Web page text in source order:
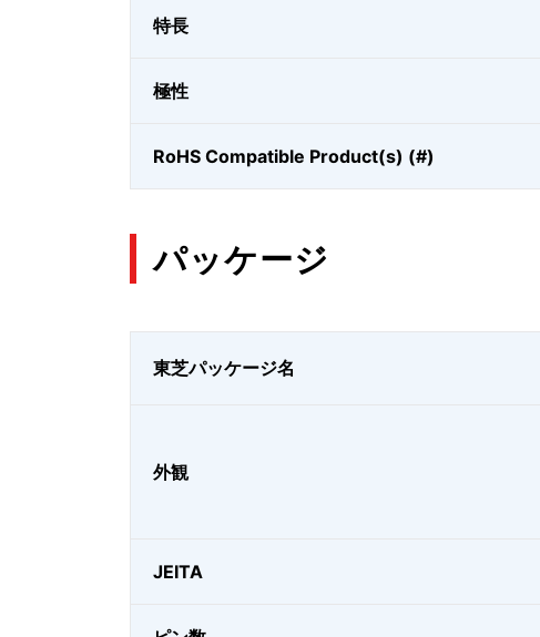
特長
極性
RoHS Compatible Product(s) (#)
パッケージ
東芝パッケージ名
外観
JEITA